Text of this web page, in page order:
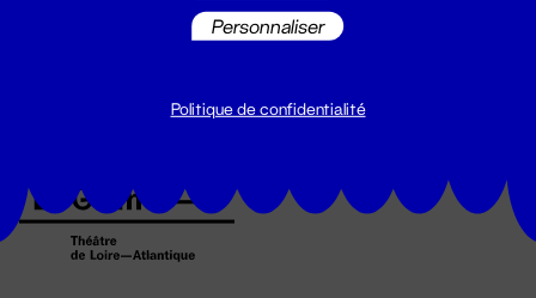
Personnaliser
Politique de confidentialité